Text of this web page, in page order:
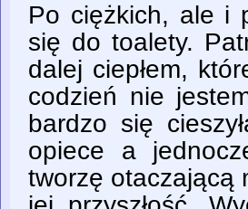
Po ciężkich, ale i
się do toalety.
dalej ciepłem,
codzień nie
bardzo się
opiece a
tworzę otaczającą